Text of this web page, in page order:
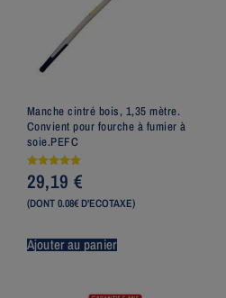
Manche cintré bois, 1,35 mètre.
Convient pour fourche à fumier à
soie.PEFC
Note
5.00
sur 5
29,19 €
(DONT 0.08€ D'ECOTAXE)
Ajouter au panier